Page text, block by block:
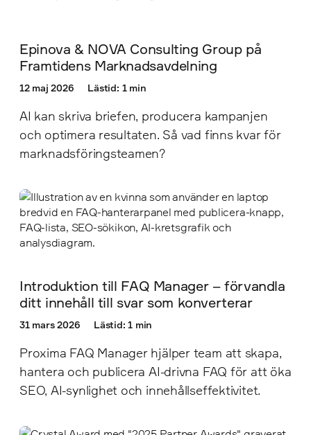
Epinova & NOVA Consulting Group på
Framtidens Marknadsavdelning
12 maj 2026 Lästid: 1 min
AI kan skriva briefen, producera kampanjen
och optimera resultaten. Så vad finns kvar för
marknadsföringsteamen?
Introduktion till FAQ Manager – förvandla
ditt innehåll till svar som konverterar
31 mars 2026 Lästid: 1 min
Proxima FAQ Manager hjälper team att skapa,
hantera och publicera AI-drivna FAQ för att öka
SEO, AI-synlighet och innehållseffektivitet.